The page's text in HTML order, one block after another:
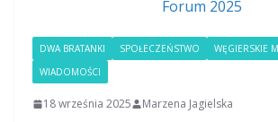
DWA BRATANKI SPOŁECZEŃSTWO
WĘGIERSKIE
WIADOMOŚCI
18 września 2025 Marzena Jagielska